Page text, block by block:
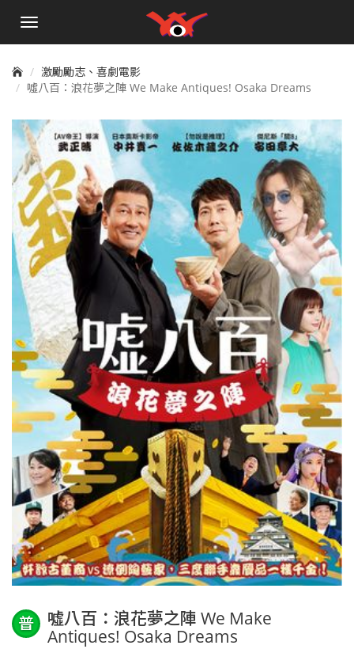
手
單
激勵勵志、喜劇電影
噓八百：浪花夢之陣 We Make Antiques! Osaka Dreams
普
噓八百：浪花夢之陣 We Make
Antiques! Osaka Dreams